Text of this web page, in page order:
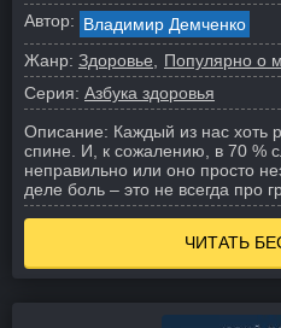
Автор: Владимир Демченко
Жанр: Здоровье
Популярно о
Серия: Азбука здоровья
Описание: Каждый из нас хоть
спине. И, к сожалению, в 70 %
неправильно или оно просто
деле боль – это не всегда про
ЧИТАТЬ